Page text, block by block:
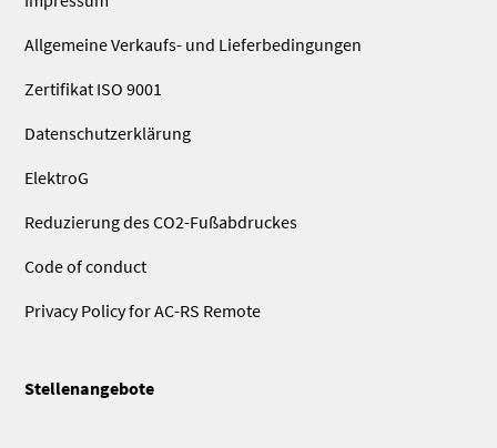
Allgemeine Verkaufs- und Lieferbedingungen
Zertifikat ISO 9001
Datenschutzerklärung
ElektroG
Reduzierung des CO2-Fußabdruckes
Code of conduct
Privacy Policy for AC-RS Remote
Stellenangebote